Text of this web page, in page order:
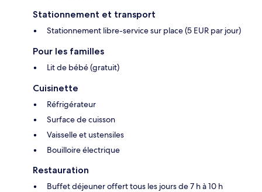
Stationnement et transport
Stationnement libre-service sur place (5 EUR par jour)
Pour les familles
Lit de bébé (gratuit)
Cuisinette
Réfrigérateur
Surface de cuisson
Vaisselle et ustensiles
Bouilloire électrique
Restauration
Buffet déjeuner offert tous les jours de 7 h à 10 h